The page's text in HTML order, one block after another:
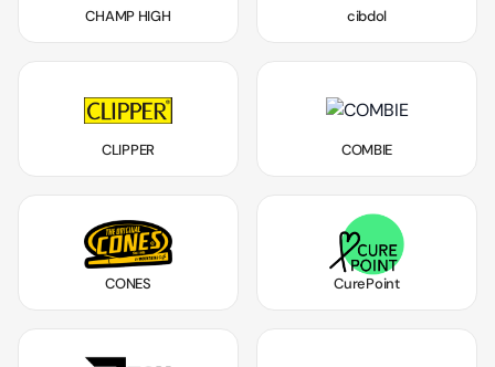
CHAMP HIGH cibdol
CLIPPER COMBIE
CONES CurePoint